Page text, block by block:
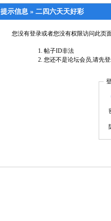
提示信息 » 二四六天天好彩
您没有登录或者您没有权限访问此页
帖子ID非法
您还不是论坛会员,请先